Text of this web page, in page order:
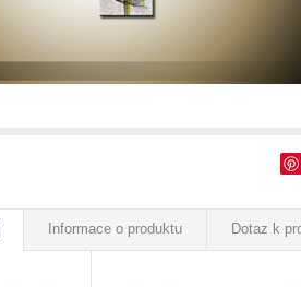
Informace o produktu Dotaz k